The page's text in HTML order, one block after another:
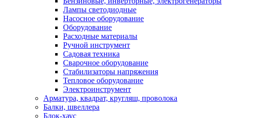
Лампы светодиодные
Насосное оборудование
Оборудование
Расходные материалы
Ручной инструмент
Садовая техника
Сварочное оборудование
Стабилизаторы напряжения
Тепловое оборудование
Электроинструмент
Арматура, квадрат, кругляш, проволока
Балки, швеллера
Блок-хаус